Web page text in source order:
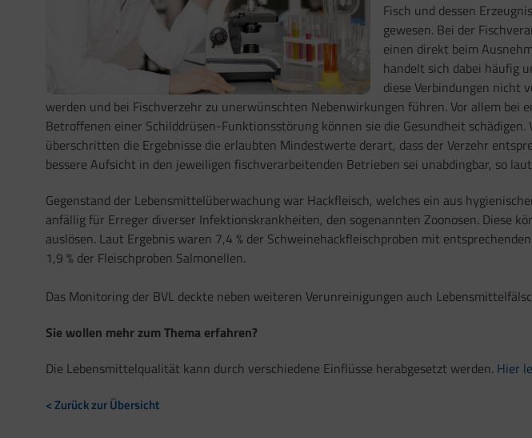
Fisch und dessen
gewesen. Bei der
einen direkt beim
handelt sich dabei häufig
diese Verbindungen nicht
werden und bei Fischverzehr zu unerwünschten Nebenwirkungen führen. Vor allem bei
Betroffenen einer Schilddrüsen-Funktionsstörung können sie die Gesundheit
überschritten die Ergebnisse die erlaubten Mindestwerte derart, dass der Verzehr
bessere Aufsicht in den jeweiligen fischverarbeitenden Betrieben sei unabdingbar, so
Gegenstand der Lebensmittelüberwachung war Hackfleisch, welches ein aus
anfällig für Erreger diverser Infektionskrankheiten, den sogenannten Zoonosen. Diese
auslösen. Laut Ergebnis waren 7,4 % der Schweinehackfleischproben mit
1,9 % der Fleischproben Salmonellen.
Das Monitoring der BVL deckte neben weiteren Verunreinigungen auch
Sie wollen mehr zum Thema erfahren?
Die Lebensmittelqualität kann durch verschiedene Einflüsse herabgesetzt werden. Hier
< Zurück zur Übersicht